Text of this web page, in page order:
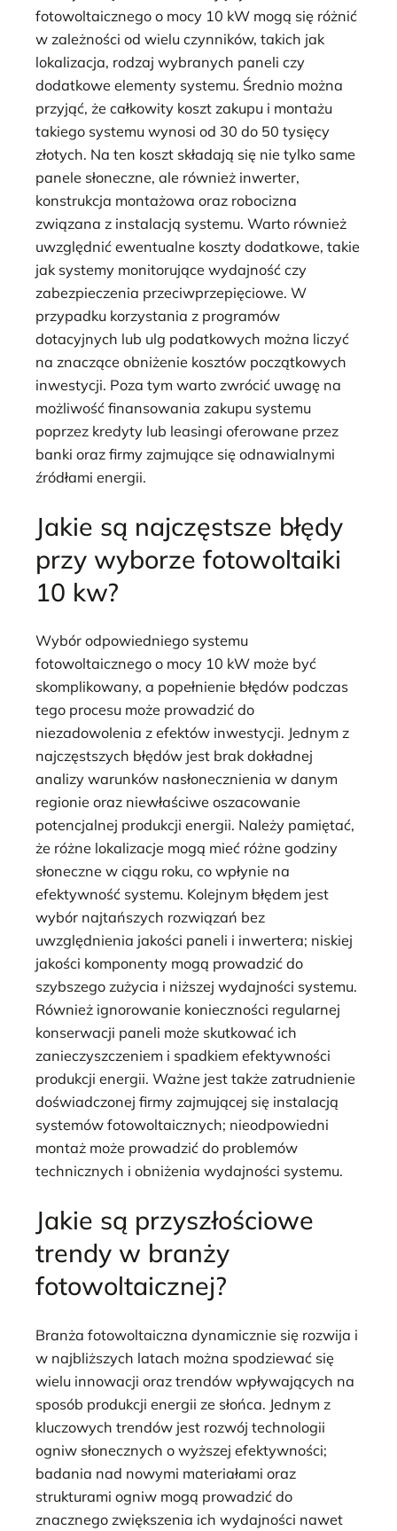
fotowoltaicznego o mocy 10 kW mogą się różnić
w zależności od wielu czynników, takich jak
lokalizacja, rodzaj wybranych paneli czy
dodatkowe elementy systemu. Średnio można
przyjąć, że całkowity koszt zakupu i montażu
takiego systemu wynosi od 30 do 50 tysięcy
złotych. Na ten koszt składają się nie tylko same
panele słoneczne, ale również inwerter,
konstrukcja montażowa oraz robocizna
związana z instalacją systemu. Warto również
uwzględnić ewentualne koszty dodatkowe, takie
jak systemy monitorujące wydajność czy
zabezpieczenia przeciwprzepięciowe. W
przypadku korzystania z programów
dotacyjnych lub ulg podatkowych można liczyć
na znaczące obniżenie kosztów początkowych
inwestycji. Poza tym warto zwrócić uwagę na
możliwość finansowania zakupu systemu
poprzez kredyty lub leasingi oferowane przez
banki oraz firmy zajmujące się odnawialnymi
źródłami energii.
Jakie są najczęstsze błędy
przy wyborze fotowoltaiki
10 kw?
Wybór odpowiedniego systemu
fotowoltaicznego o mocy 10 kW może być
skomplikowany, a popełnienie błędów podczas
tego procesu może prowadzić do
niezadowolenia z efektów inwestycji. Jednym z
najczęstszych błędów jest brak dokładnej
analizy warunków nasłonecznienia w danym
regionie oraz niewłaściwe oszacowanie
potencjalnej produkcji energii. Należy pamiętać,
że różne lokalizacje mogą mieć różne godziny
słoneczne w ciągu roku, co wpłynie na
efektywność systemu. Kolejnym błędem jest
wybór najtańszych rozwiązań bez
uwzględnienia jakości paneli i inwertera; niskiej
jakości komponenty mogą prowadzić do
szybszego zużycia i niższej wydajności systemu.
Również ignorowanie konieczności regularnej
konserwacji paneli może skutkować ich
zanieczyszczeniem i spadkiem efektywności
produkcji energii. Ważne jest także zatrudnienie
doświadczonej firmy zajmującej się instalacją
systemów fotowoltaicznych; nieodpowiedni
montaż może prowadzić do problemów
technicznych i obniżenia wydajności systemu.
Jakie są przyszłościowe
trendy w branży
fotowoltaicznej?
Branża fotowoltaiczna dynamicznie się rozwija i
w najbliższych latach można spodziewać się
wielu innowacji oraz trendów wpływających na
sposób produkcji energii ze słońca. Jednym z
kluczowych trendów jest rozwój technologii
ogniw słonecznych o wyższej efektywności;
badania nad nowymi materiałami oraz
strukturami ogniw mogą prowadzić do
znacznego zwiększenia ich wydajności nawet